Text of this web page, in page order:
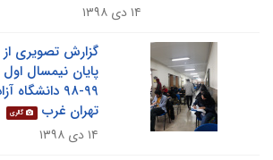
گزارش تصویری از
پایان نیمسال اول
۹۹-۹۸ دانشگاه
تهران غرب
گالری